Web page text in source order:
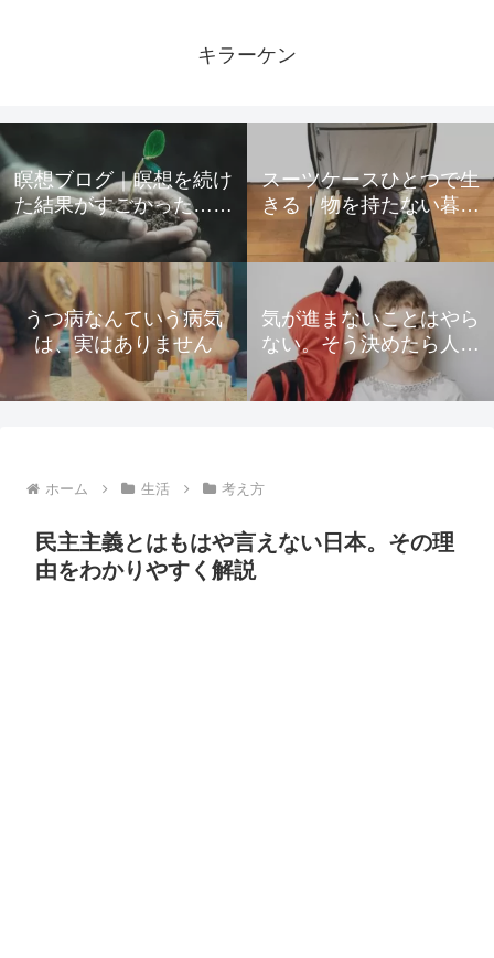
キラーケン
瞑想ブログ｜瞑想を続け
た結果がすごかった…起
きた変化をすべて公開
スーツケースひとつで生
きる｜物を持たない暮ら
しのための所有物の手放
し方
うつ病なんていう病気
は、実はありません
気が進まないことはやら
ない。そう決めたら人生
が驚くほど楽になった
ホーム 生活 考え方
民主主義とはもはや言えない日本。その理
由をわかりやすく解説